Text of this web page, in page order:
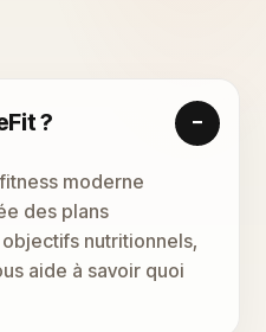
?
moderne
des plans
nutritionnels,
aide à savoir quoi